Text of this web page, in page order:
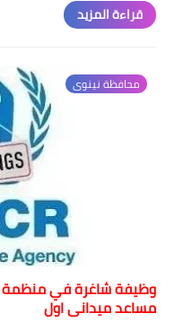
قراءة المزيد
محافظة نينوى
مساعد ميداني اول